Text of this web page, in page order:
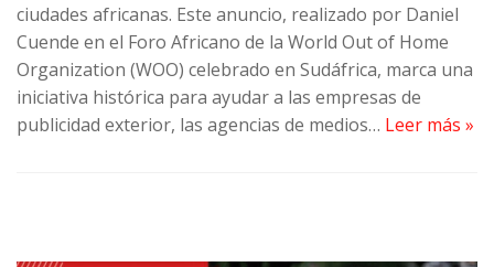
ciudades africanas. Este anuncio, realizado por Daniel
Cuende en el Foro Africano de la World Out of Home
Organization (WOO) celebrado en Sudáfrica, marca una
iniciativa histórica para ayudar a las empresas de
publicidad exterior, las agencias de medios… Leer más »